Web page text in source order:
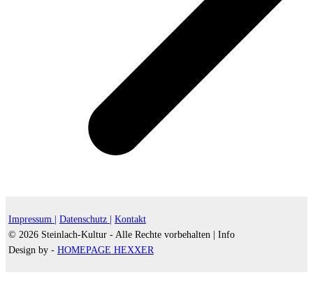
Impressum | Datenschutz |
Kontakt
© 2026 Steinlach-Kultur - Alle Rechte vorbehalten |
Info
Design by - HOMEPAGE HEXXER